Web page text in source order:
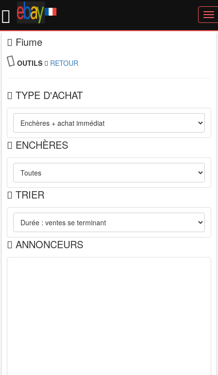
Fiume
OUTILS RETOUR
TYPE D'ACHAT
ENCHÈRES
TRIER
ANNONCEURS